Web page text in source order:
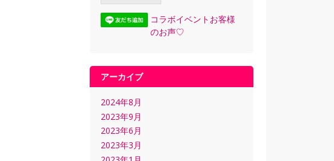
コラボイベントお客様
のお声♡
アーカイブ
2024年8月
2023年9月
2023年6月
2023年3月